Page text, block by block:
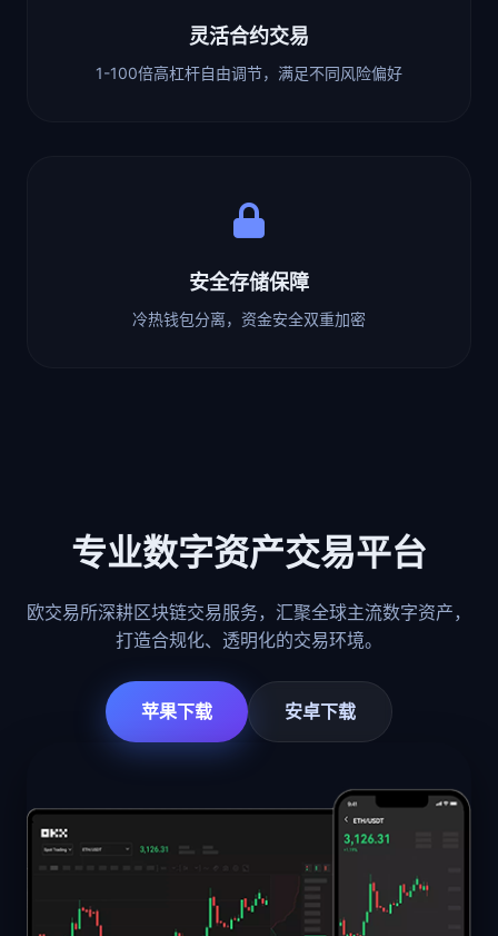
灵活合约交易
1-100倍高杠杆自由调节，满足不同风险偏好
安全存储保障
冷热钱包分离，资金安全双重加密
专业数字资产交易平台
欧交易所深耕区块链交易服务，汇聚全球主流数字资产，
打造合规化、透明化的交易环境。
苹果下载 安卓下载